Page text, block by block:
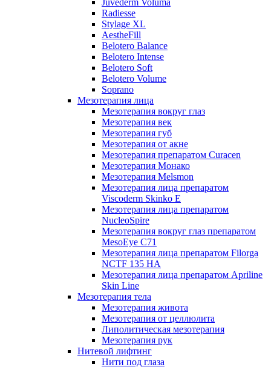
Juvederm Voluma
Radiesse
Stylage XL
AestheFill
Belotero Balance
Belotero Intense
Belotero Soft
Belotero Volume
Soprano
Мезотерапия лица
Мезотерапия вокруг глаз
Мезотерапия век
Мезотерапия губ
Мезотерапия от акне
Мезотерапия препаратом Curacen
Мезотерапия Монако
Мезотерапия Melsmon
Мезотерапия лица препаратом
Viscoderm Skinko E
Мезотерапия лица препаратом
NucleoSpire
Мезотерапия вокруг глаз препаратом
MesoEye С71
Мезотерапия лица препаратом Filorga
NCTF 135 HA
Мезотерапия лица препаратом Apriline
Skin Line
Мезотерапия тела
Мезотерапия живота
Мезотерапия от целлюлита
Липолитическая мезотерапия
Мезотерапия рук
Нитевой лифтинг
Нити под глаза